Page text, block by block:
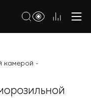
камерой -